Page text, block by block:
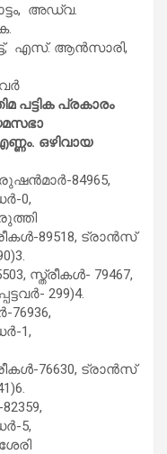
അഡ്വ.
എസ്. ആന്‍സാരി,
പ്രകാരം
ഒഴിവായ
84965,
0,
89518, ട്രാന്‍സ്
സ്ത്രീകള്‍- 79467,
299)4.
1,
76630, ട്രാന്‍സ്
5,